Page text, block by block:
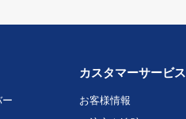
カスタマーサービス
お客様情報